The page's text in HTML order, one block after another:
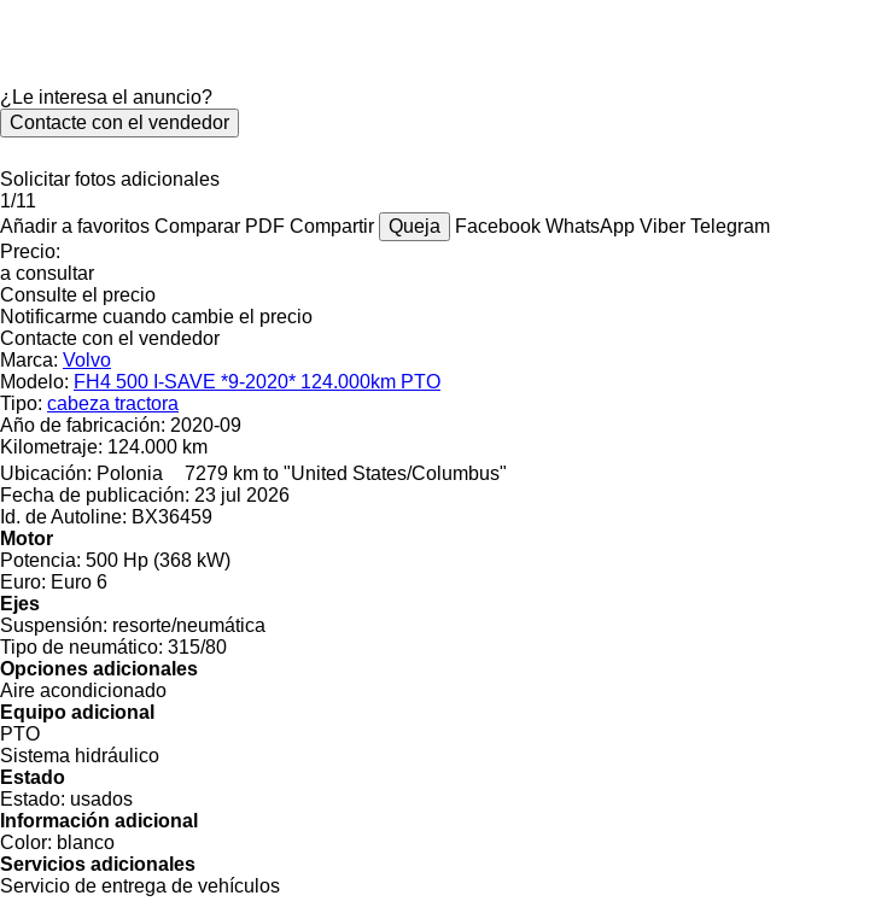
¿Le interesa el anuncio?
Contacte con el vendedor
Solicitar fotos adicionales
1/11
Añadir a favoritos Comparar PDF Compartir Queja Facebook WhatsApp Viber Telegram
Precio:
a consultar
Consulte el precio
Notificarme cuando cambie el precio
Contacte con el vendedor
Marca: Volvo
Modelo: FH4 500 I-SAVE *9-2020* 124.000km PTO
Tipo: cabeza tractora
Año de fabricación: 2020-09
Kilometraje: 124.000 km
Ubicación: Polonia
7279 km to "United States/Columbus"
Fecha de publicación: 23 jul 2026
Id. de Autoline: BX36459
Motor
Potencia: 500 Hp (368 kW)
Euro: Euro 6
Ejes
Suspensión: resorte/neumática
Tipo de neumático: 315/80
Opciones adicionales
Aire acondicionado
Equipo adicional
PTO
Sistema hidráulico
Estado
Estado: usados
Información adicional
Color: blanco
Servicios adicionales
Servicio de entrega de vehículos